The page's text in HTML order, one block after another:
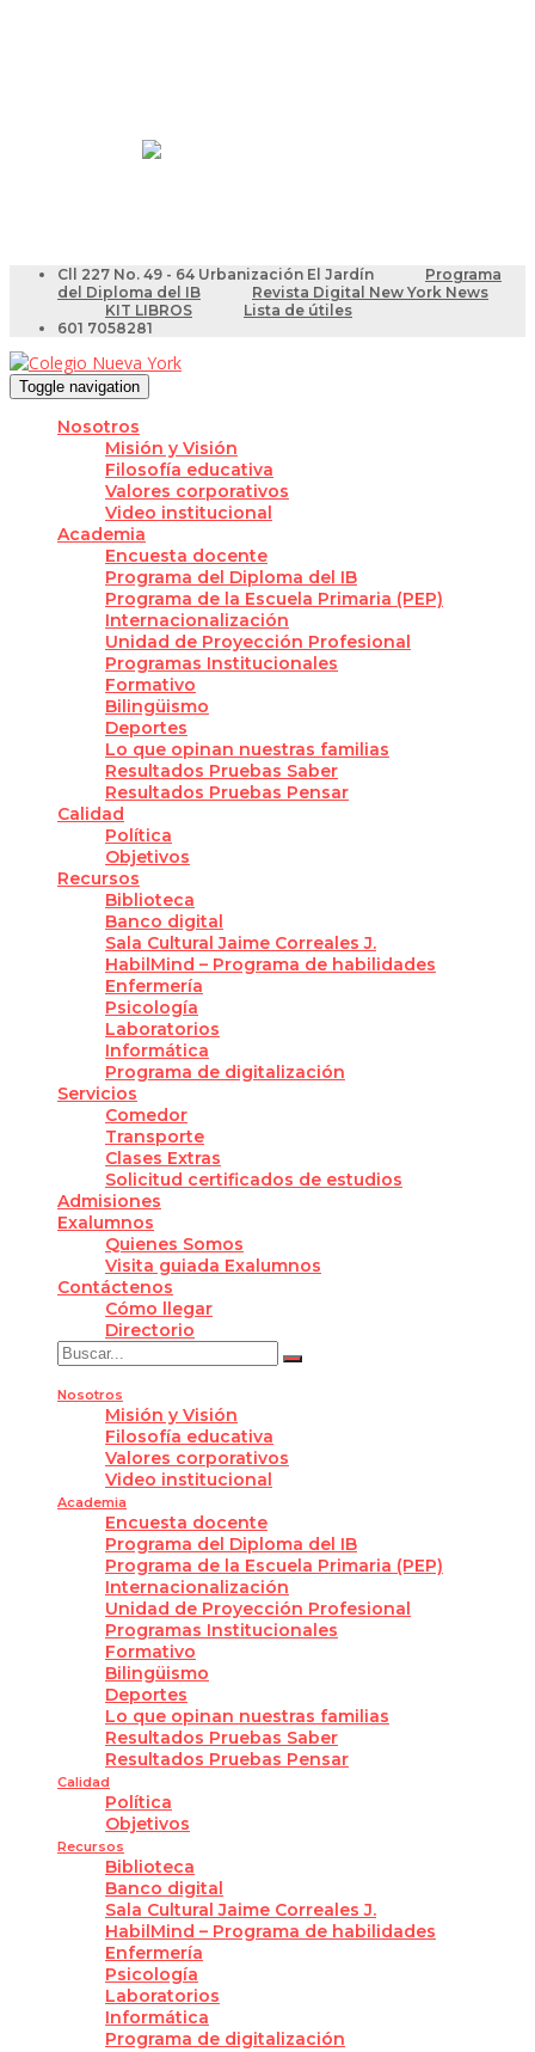
Cll 227 No. 49 - 64 Urbanización El Jardín
Programa
del Diploma del IB
Revista Digital New York News
KIT LIBROS
Lista de útiles
601 7058281
Toggle navigation
Nosotros
Misión y Visión
Filosofía educativa
Valores corporativos
Video institucional
Academia
Encuesta docente
Programa del Diploma del IB
Programa de la Escuela Primaria (PEP)
Internacionalización
Unidad de Proyección Profesional
Programas Institucionales
Formativo
Bilingüismo
Deportes
Lo que opinan nuestras familias
Resultados Pruebas Saber
Resultados Pruebas Pensar
Calidad
Política
Objetivos
Recursos
Biblioteca
Banco digital
Sala Cultural Jaime Correales J.
HabilMind – Programa de habilidades
Enfermería
Psicología
Laboratorios
Informática
Programa de digitalización
Servicios
Comedor
Transporte
Clases Extras
Solicitud certificados de estudios
Admisiones
Exalumnos
Quienes Somos
Visita guiada Exalumnos
Contáctenos
Cómo llegar
Directorio
Nosotros
Misión y Visión
Filosofía educativa
Valores corporativos
Video institucional
Academia
Encuesta docente
Programa del Diploma del IB
Programa de la Escuela Primaria (PEP)
Internacionalización
Unidad de Proyección Profesional
Programas Institucionales
Formativo
Bilingüismo
Deportes
Lo que opinan nuestras familias
Resultados Pruebas Saber
Resultados Pruebas Pensar
Calidad
Política
Objetivos
Recursos
Biblioteca
Banco digital
Sala Cultural Jaime Correales J.
HabilMind – Programa de habilidades
Enfermería
Psicología
Laboratorios
Informática
Programa de digitalización